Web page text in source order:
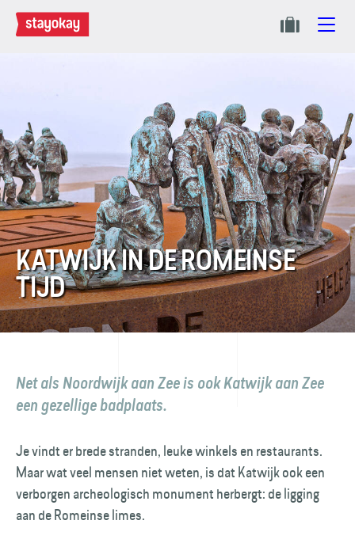
KATWIJK IN DE ROMEINSE
TIJD
Net als Noordwijk aan Zee is ook Katwijk aan Zee
een gezellige badplaats.
Je vindt er brede stranden, leuke winkels en restaurants.
Maar wat veel mensen niet weten, is dat Katwijk ook een
verborgen archeologisch monument herbergt: de ligging
aan de Romeinse limes.